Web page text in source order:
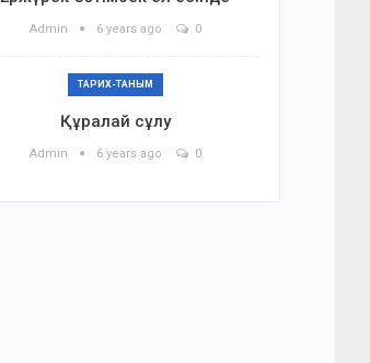
Admin 6 years ago 0
ТАРИХ-ТАНЫМ
Құралай сұлу
Admin 6 years ago 0